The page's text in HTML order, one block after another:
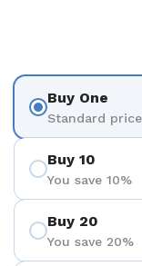
Buy One
Standard price
Buy 10
You save 10%
Buy 20
You save 20%